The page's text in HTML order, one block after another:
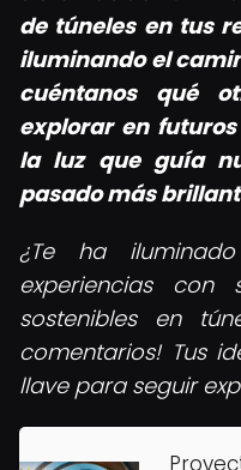
de túneles en tus
iluminando el
cuéntanos qué
explorar en
la luz que guía
pasado más
¿Te ha
experiencias con
sostenibles en
comentarios! Tus
llave para seguir